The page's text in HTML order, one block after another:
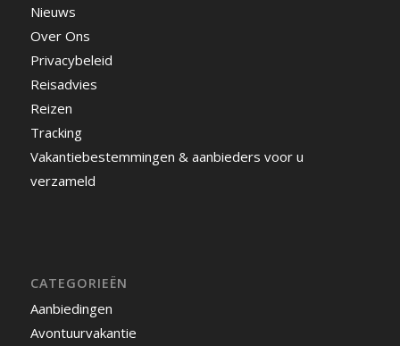
Nieuws
Over Ons
Privacybeleid
Reisadvies
Reizen
Tracking
Vakantiebestemmingen & aanbieders voor u
verzameld
CATEGORIEËN
Aanbiedingen
Avontuurvakantie